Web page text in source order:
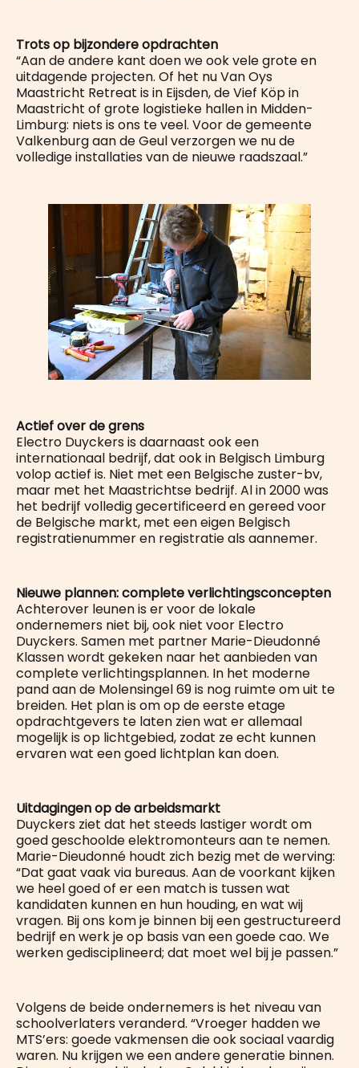
Trots op bijzondere opdrachten
“Aan de andere kant doen we ook vele grote en
uitdagende projecten. Of het nu Van Oys
Maastricht Retreat is in Eijsden, de Vief Köp in
Maastricht of grote logistieke hallen in Midden-
Limburg: niets is ons te veel. Voor de gemeente
Valkenburg aan de Geul verzorgen we nu de
volledige installaties van de nieuwe raadszaal.”
Actief over de grens
Electro Duyckers is daarnaast ook een
internationaal bedrijf, dat ook in Belgisch Limburg
volop actief is. Niet met een Belgische zuster-bv,
maar met het Maastrichtse bedrijf. Al in 2000 was
het bedrijf volledig gecertificeerd en gereed voor
de Belgische markt, met een eigen Belgisch
registratienummer en registratie als aannemer.
Nieuwe plannen: complete verlichtingsconcepten
Achterover leunen is er voor de lokale
ondernemers niet bij, ook niet voor Electro
Duyckers. Samen met partner Marie-Dieudonné
Klassen wordt gekeken naar het aanbieden van
complete verlichtingsplannen. In het moderne
pand aan de Molensingel 69 is nog ruimte om uit te
breiden. Het plan is om op de eerste etage
opdrachtgevers te laten zien wat er allemaal
mogelijk is op lichtgebied, zodat ze echt kunnen
ervaren wat een goed lichtplan kan doen.
Uitdagingen op de arbeidsmarkt
Duyckers ziet dat het steeds lastiger wordt om
goed geschoolde elektromonteurs aan te nemen.
Marie-Dieudonné houdt zich bezig met de werving:
“Dat gaat vaak via bureaus. Aan de voorkant kijken
we heel goed of er een match is tussen wat
kandidaten kunnen en hun houding, en wat wij
vragen. Bij ons kom je binnen bij een gestructureerd
bedrijf en werk je op basis van een goede cao. We
werken gedisciplineerd; dat moet wel bij je passen.”
Volgens de beide ondernemers is het niveau van
schoolverlaters veranderd. “Vroeger hadden we
MTS’ers: goede vakmensen die ook sociaal vaardig
waren. Nu krijgen we een andere generatie binnen.